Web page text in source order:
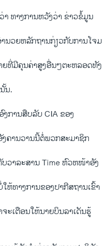
າ ທາງ​ການ​ຫວັງ​ວ່າ ຂ່າວ​ຂໍ້​ມູນ​
ນວຍ​ຫລັກ​ຖານ​ກ່ຽວກັບ​ການ​ໂຈມ​
ທີ່​ມີ​ຄຸນຄ່າສູງ​ອື່ນໆຕະຫລອດ​ທັງ​
ນ.
ການ​ສືບ​ລັບ CIA ຂອງ​
ຄານວານ​ນີ້ຕໍ່​ພວກ​ສະມາຊິກ​
ວາລະສານ Time ຫົວຫໜ້າ​ອັງ
ຫ້​ທາງ​ການ​ຂອງປາ​ກີ​ສຖານ​ເຂົ້າ​
ະ​ເຕືອນໃຫ້ນາຍບິນລາເດັນຮູ້